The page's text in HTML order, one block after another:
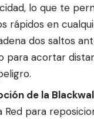
lo que te
rápidos en
dos saltos
para acortar
de la
Red para